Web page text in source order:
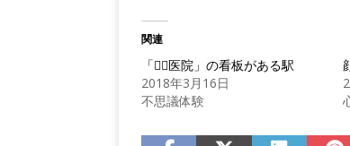
関連
「医院」の看板がある駅
2018年3月16日
不思議体験